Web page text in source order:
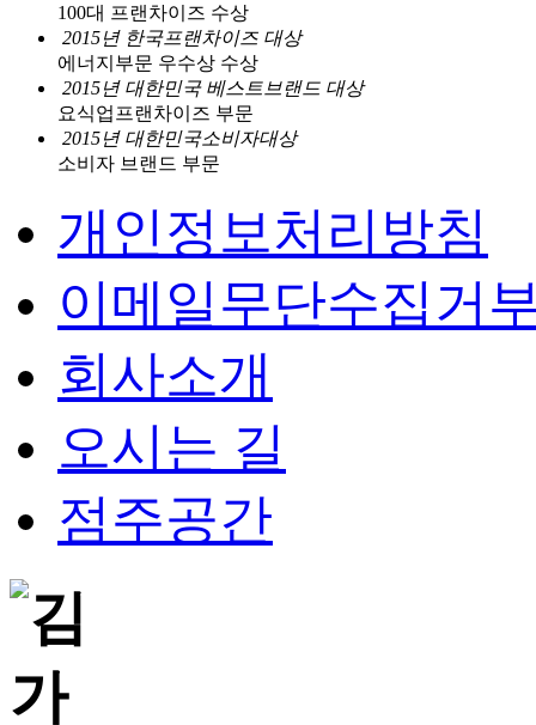
100대 프랜차이즈 수상
2015년 한국프랜차이즈 대상
에너지부문 우수상 수상
2015년 대한민국 베스트브랜드 대상
요식업프랜차이즈 부문
2015년 대한민국소비자대상
소비자 브랜드 부문
개인정보처리방침
이메일무단수집거
회사소개
오시는 길
점주공간